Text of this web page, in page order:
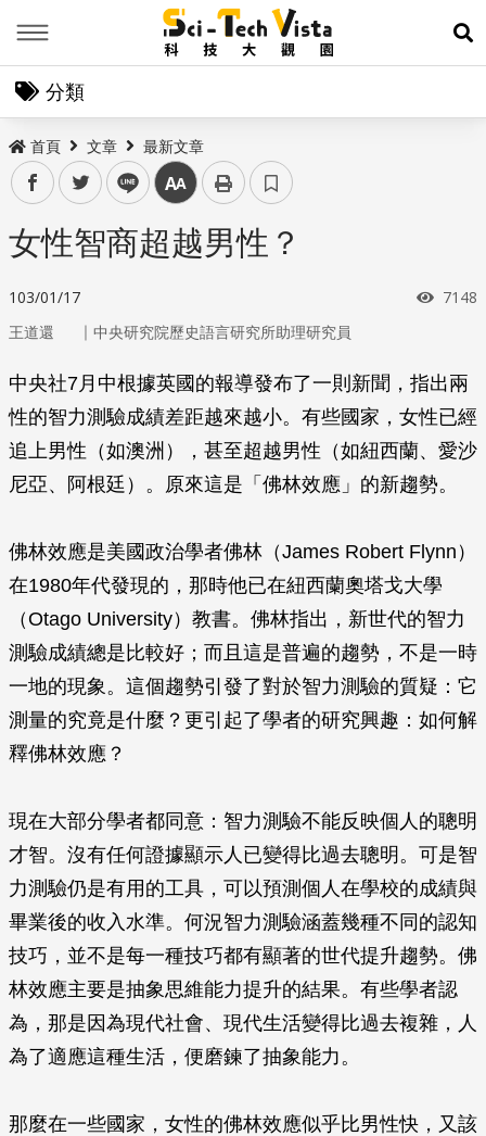
展
分類
首頁 文章 最新文章
facebooktwitter line 中
女性智商超越男性？
103/01/17 瀏覽
7148
王道還 ｜ 中央研究院歷史語言研究所助理研究員
中央社7月中根據英國的報導發布了一則新聞，指出兩
性的智力測驗成績差距越來越小。有些國家，女性已經
追上男性（如澳洲），甚至超越男性（如紐西蘭、愛沙
尼亞、阿根廷）。原來這是「佛林效應」的新趨勢。
佛林效應是美國政治學者佛林（James Robert Flynn）
在1980年代發現的，那時他已在紐西蘭奧塔戈大學
（Otago University）教書。佛林指出，新世代的智力
測驗成績總是比較好；而且這是普遍的趨勢，不是一時
一地的現象。這個趨勢引發了對於智力測驗的質疑：它
測量的究竟是什麼？更引起了學者的研究興趣：如何解
釋佛林效應？
現在大部分學者都同意：智力測驗不能反映個人的聰明
才智。沒有任何證據顯示人已變得比過去聰明。可是智
力測驗仍是有用的工具，可以預測個人在學校的成績與
畢業後的收入水準。何況智力測驗涵蓋幾種不同的認知
技巧，並不是每一種技巧都有顯著的世代提升趨勢。佛
林效應主要是抽象思維能力提升的結果。有些學者認
為，那是因為現代社會、現代生活變得比過去複雜，人
為了適應這種生活，便磨鍊了抽象能力。
那麼在一些國家，女性的佛林效應似乎比男性快，又該